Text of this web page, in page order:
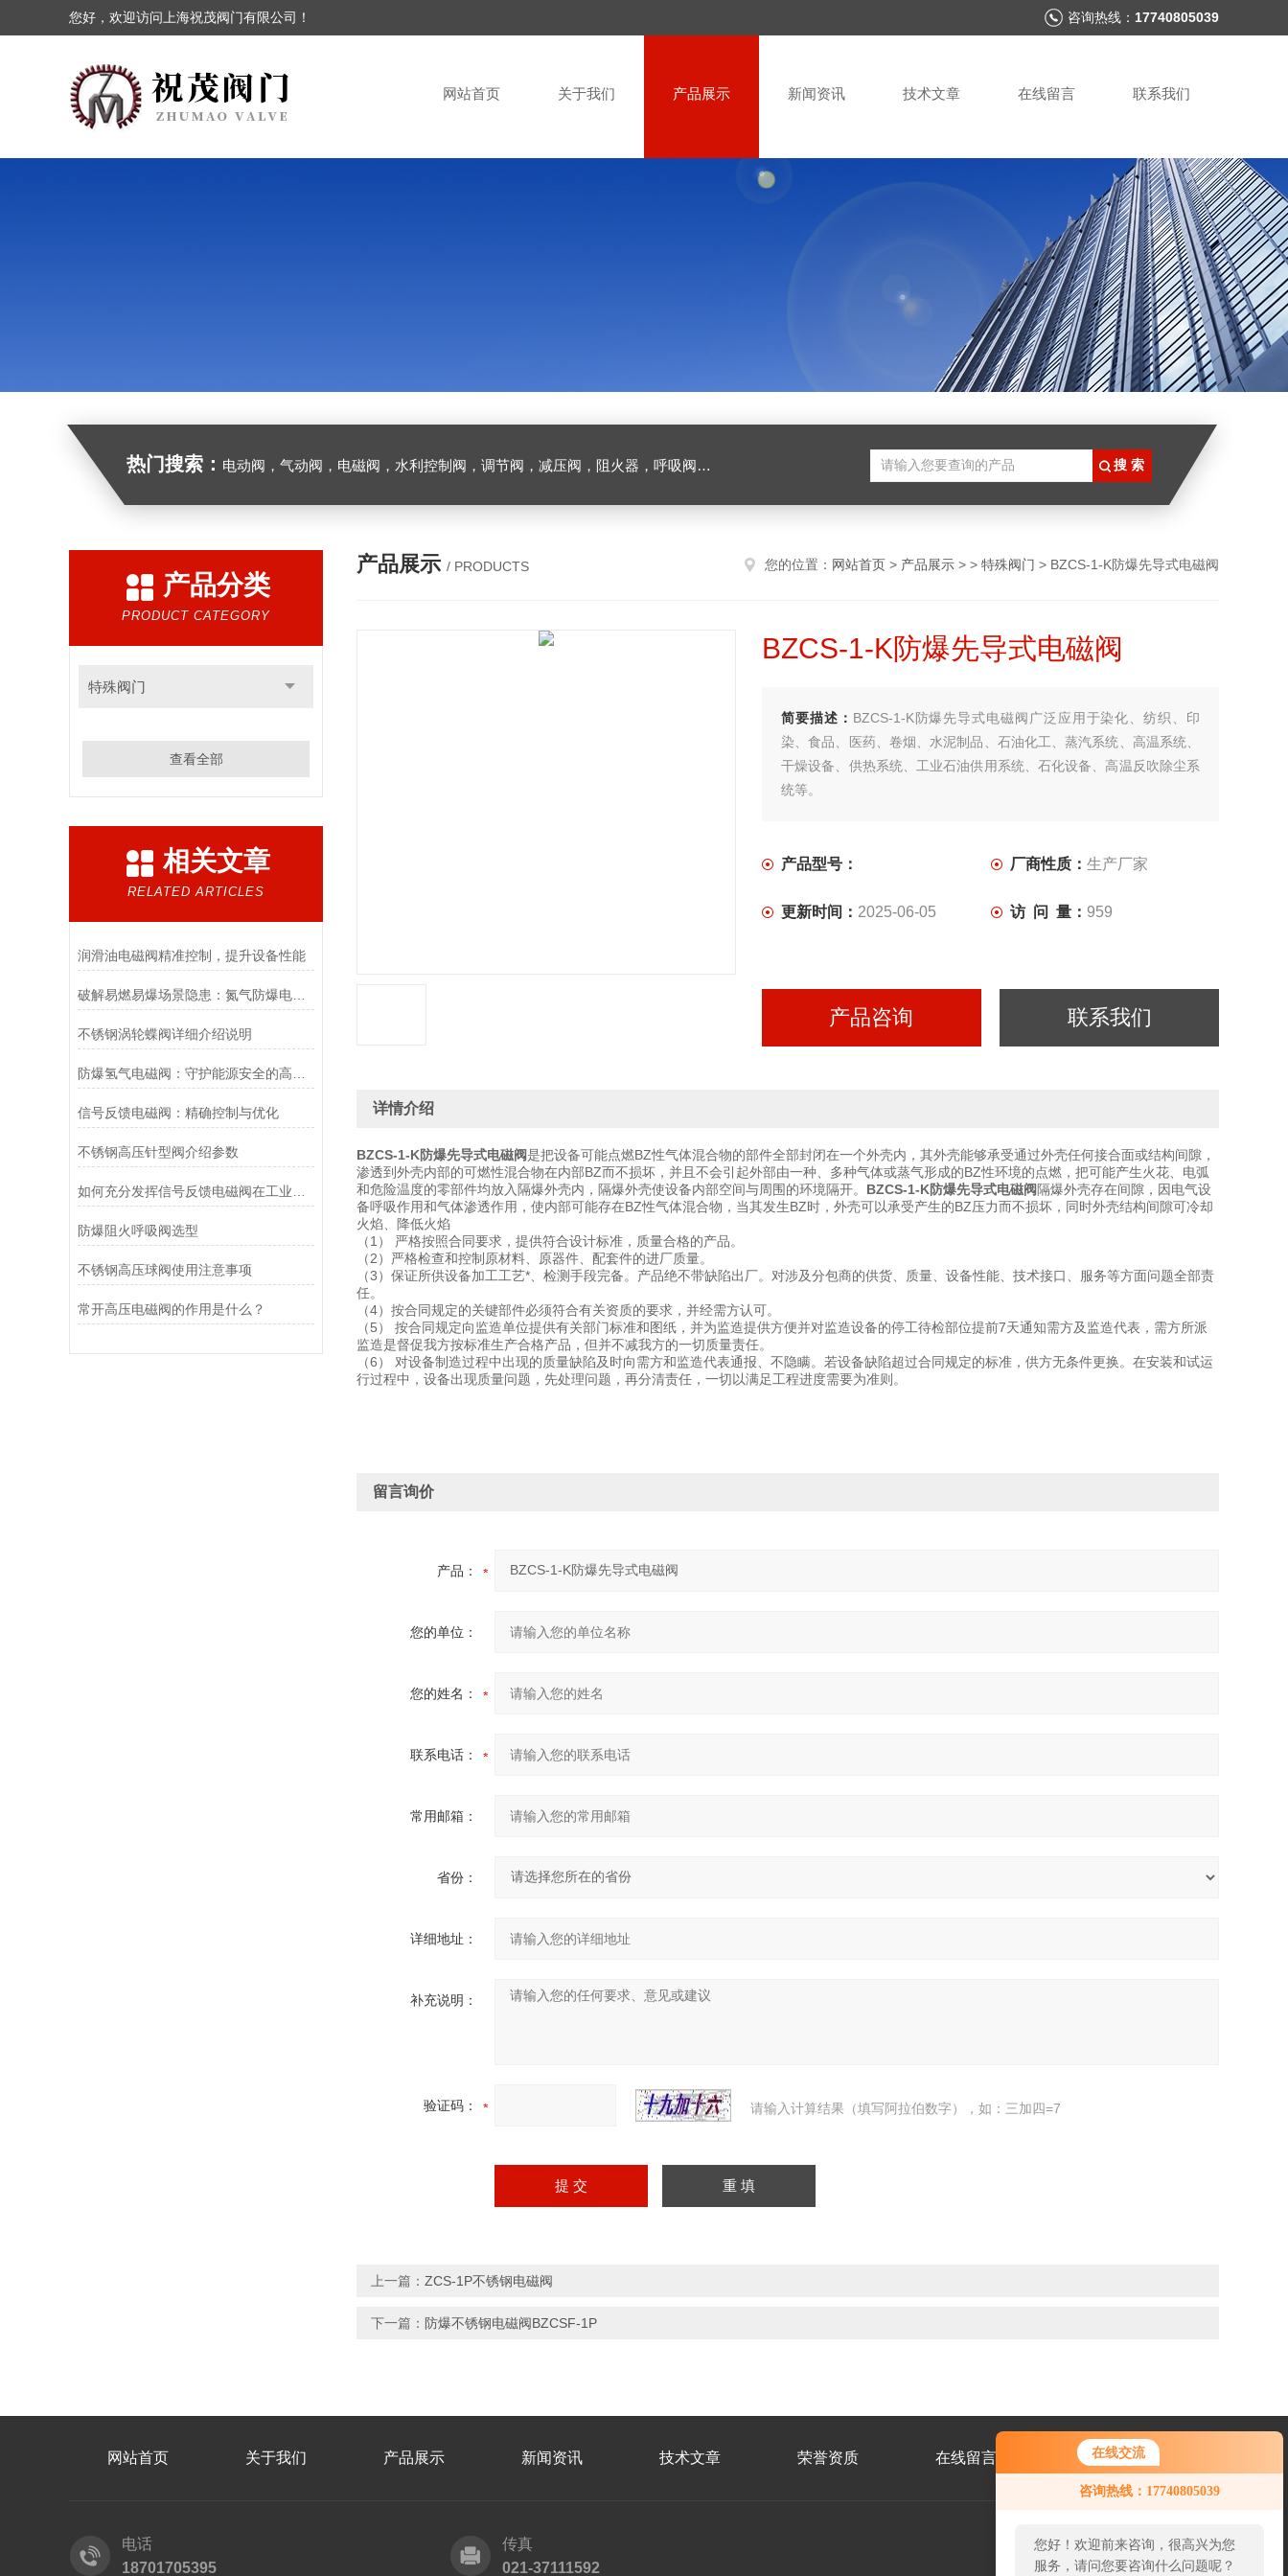
在线交流
咨询热线：17740805039
您好！欢迎前来咨询，很高兴为您
服务，请问您要咨询什么问题呢？
您好，欢迎访问上海祝茂阀门有限公司！ 咨询热线： 17740805039
网站首页 关于我们 产品展示 新闻资讯 技术文章 在线留言 联系我们
热门搜索： 电动阀，气动阀，电磁阀，水利控制阀，调节阀，减压阀，阻火器，呼吸阀，排气阀
产品分类
PRODUCT CATEGORY
特殊阀门
查看全部
相关文章
RELATED ARTICLES
润滑油电磁阀精准控制，提升设备性能
破解易燃易爆场景隐患：氮气防爆电磁阀的安全适配优化方案
不锈钢涡轮蝶阀详细介绍说明
信号反馈电磁阀：精确控制与优化
不锈钢高压针型阀介绍参数
防爆阻火呼吸阀选型
不锈钢高压球阀使用注意事项
常开高压电磁阀的作用是什么？
产品展示 / PRODUCTS 您的位置： 网站首页 > 产品展示 > > 特殊阀门 > BZCS-1-K防爆先导式电磁阀
BZCS-1-K防爆先导式电磁阀
简要描述： BZCS-1-K防爆先导式电磁阀广泛应用于染化、纺织、印
染、食品、医药、卷烟、水泥制品、石油化工、蒸汽系统、高温系统、
干燥设备、供热系统、工业石油供用系统、石化设备、高温反吹除尘系
统等。
产品型号： 厂商性质： 生产厂家
更新时间： 2025-06-05 访 问 量： 959
产品咨询 联系我们
详情介绍
BZCS-1-K防爆先导式电磁阀是把设备可能点燃BZ性气体混合物的部件全部封闭在一个外壳内，其外壳能够承受通过外壳任何接合面或结构间隙，
渗透到外壳内部的可燃性混合物在内部BZ而不损坏，并且不会引起外部由一种、多种气体或蒸气形成的BZ性环境的点燃，把可能产生火花、电弧
和危险温度的零部件均放入隔爆外壳内，隔爆外壳使设备内部空间与周围的环境隔开。 BZCS-1-K防爆先导式电磁阀 隔爆外壳存在间隙，因电气设
备呼吸作用和气体渗透作用，使内部可能存在BZ性气体混合物，当其发生BZ时，外壳可以承受产生的BZ压力而不损坏，同时外壳结构间隙可冷却
火焰、降低火焰
（1） 严格按照合同要求，提供符合设计标准，质量合格的产品。
（2）严格检查和控制原材料、原器件、配套件的进厂质量。
（3）保证所供设备加工工艺*、检测手段完备。产品绝不带缺陷出厂。对涉及分包商的供货、质量、设备性能、技术接口、服务等方面问题全部责
任。
（4）按合同规定的关键部件必须符合有关资质的要求，并经需方认可。
（5） 按合同规定向监造单位提供有关部门标准和图纸，并为监造提供方便并对监造设备的停工待检部位提前7天通知需方及监造代表，需方所派
监造是督促我方按标准生产合格产品，但并不减我方的一切质量责任。
（6） 对设备制造过程中出现的质量缺陷及时向需方和监造代表通报、不隐瞒。若设备缺陷超过合同规定的标准，供方无条件更换。在安装和试运
行过程中，设备出现质量问题，先处理问题，再分清责任，一切以满足工程进度需要为准则。
留言询价
产品：
您的单位：
您的姓名：
联系电话：
常用邮箱：
省份：
详细地址：
补充说明：
验证码： 请输入计算结果（填写阿拉伯数字），如：三加四=7
上一篇： ZCS-1P不锈钢电磁阀
下一篇： 防爆不锈钢电磁阀BZCSF-1P
网站首页 关于我们 产品展示 新闻资讯 技术文章 荣誉资质 在线留言 联系我们
电话
18701705395
传真
021-37111592